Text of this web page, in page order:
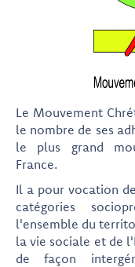
Le Mouvement
le nombre de ses
le plus grand
France.
Il a pour vocation
catégories
l'ensemble du
la vie sociale et de
de façon